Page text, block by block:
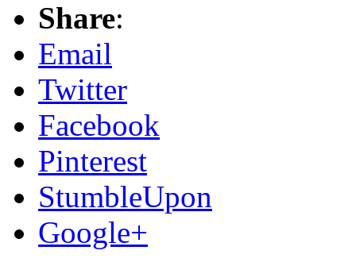
Share:
Email
Twitter
Facebook
Pinterest
StumbleUpon
Google+